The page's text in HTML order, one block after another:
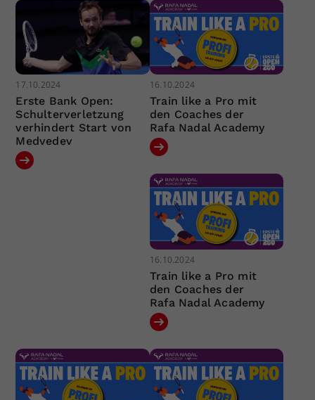
17.10.2024
Erste Bank Open:
Schulterverletzung
verhindert Start von
Medvedev
16.10.2024
Train like a Pro mit
den Coaches der
Rafa Nadal Academy
16.10.2024
Train like a Pro mit
den Coaches der
Rafa Nadal Academy